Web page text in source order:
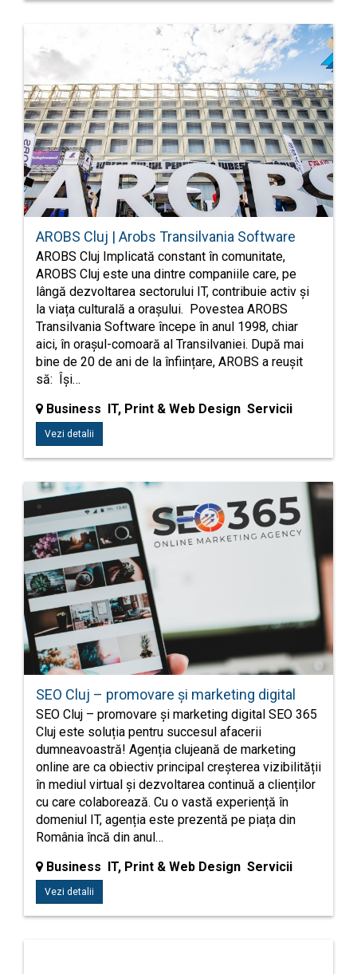
AROBS Cluj | Arobs Transilvania Software
AROBS Cluj Implicată constant în comunitate,
AROBS Cluj este una dintre companiile care, pe
lângă dezvoltarea sectorului IT, contribuie activ și
la viața culturală a orașului. Povestea AROBS
Transilvania Software începe în anul 1998, chiar
aici, în orașul-comoară al Transilvaniei. După mai
bine de 20 de ani de la înființare, AROBS a reușit
să: Își…
Business IT, Print & Web Design Servicii
Vezi detalii
SEO Cluj – promovare și marketing digital
SEO Cluj – promovare și marketing digital SEO 365
Cluj este soluția pentru succesul afacerii
dumneavoastră! Agenția clujeană de marketing
online are ca obiectiv principal creșterea vizibilității
în mediul virtual și dezvoltarea continuă a clienților
cu care colaborează. Cu o vastă experiență în
domeniul IT, agenția este prezentă pe piața din
România încă din anul…
Business IT, Print & Web Design Servicii
Vezi detalii